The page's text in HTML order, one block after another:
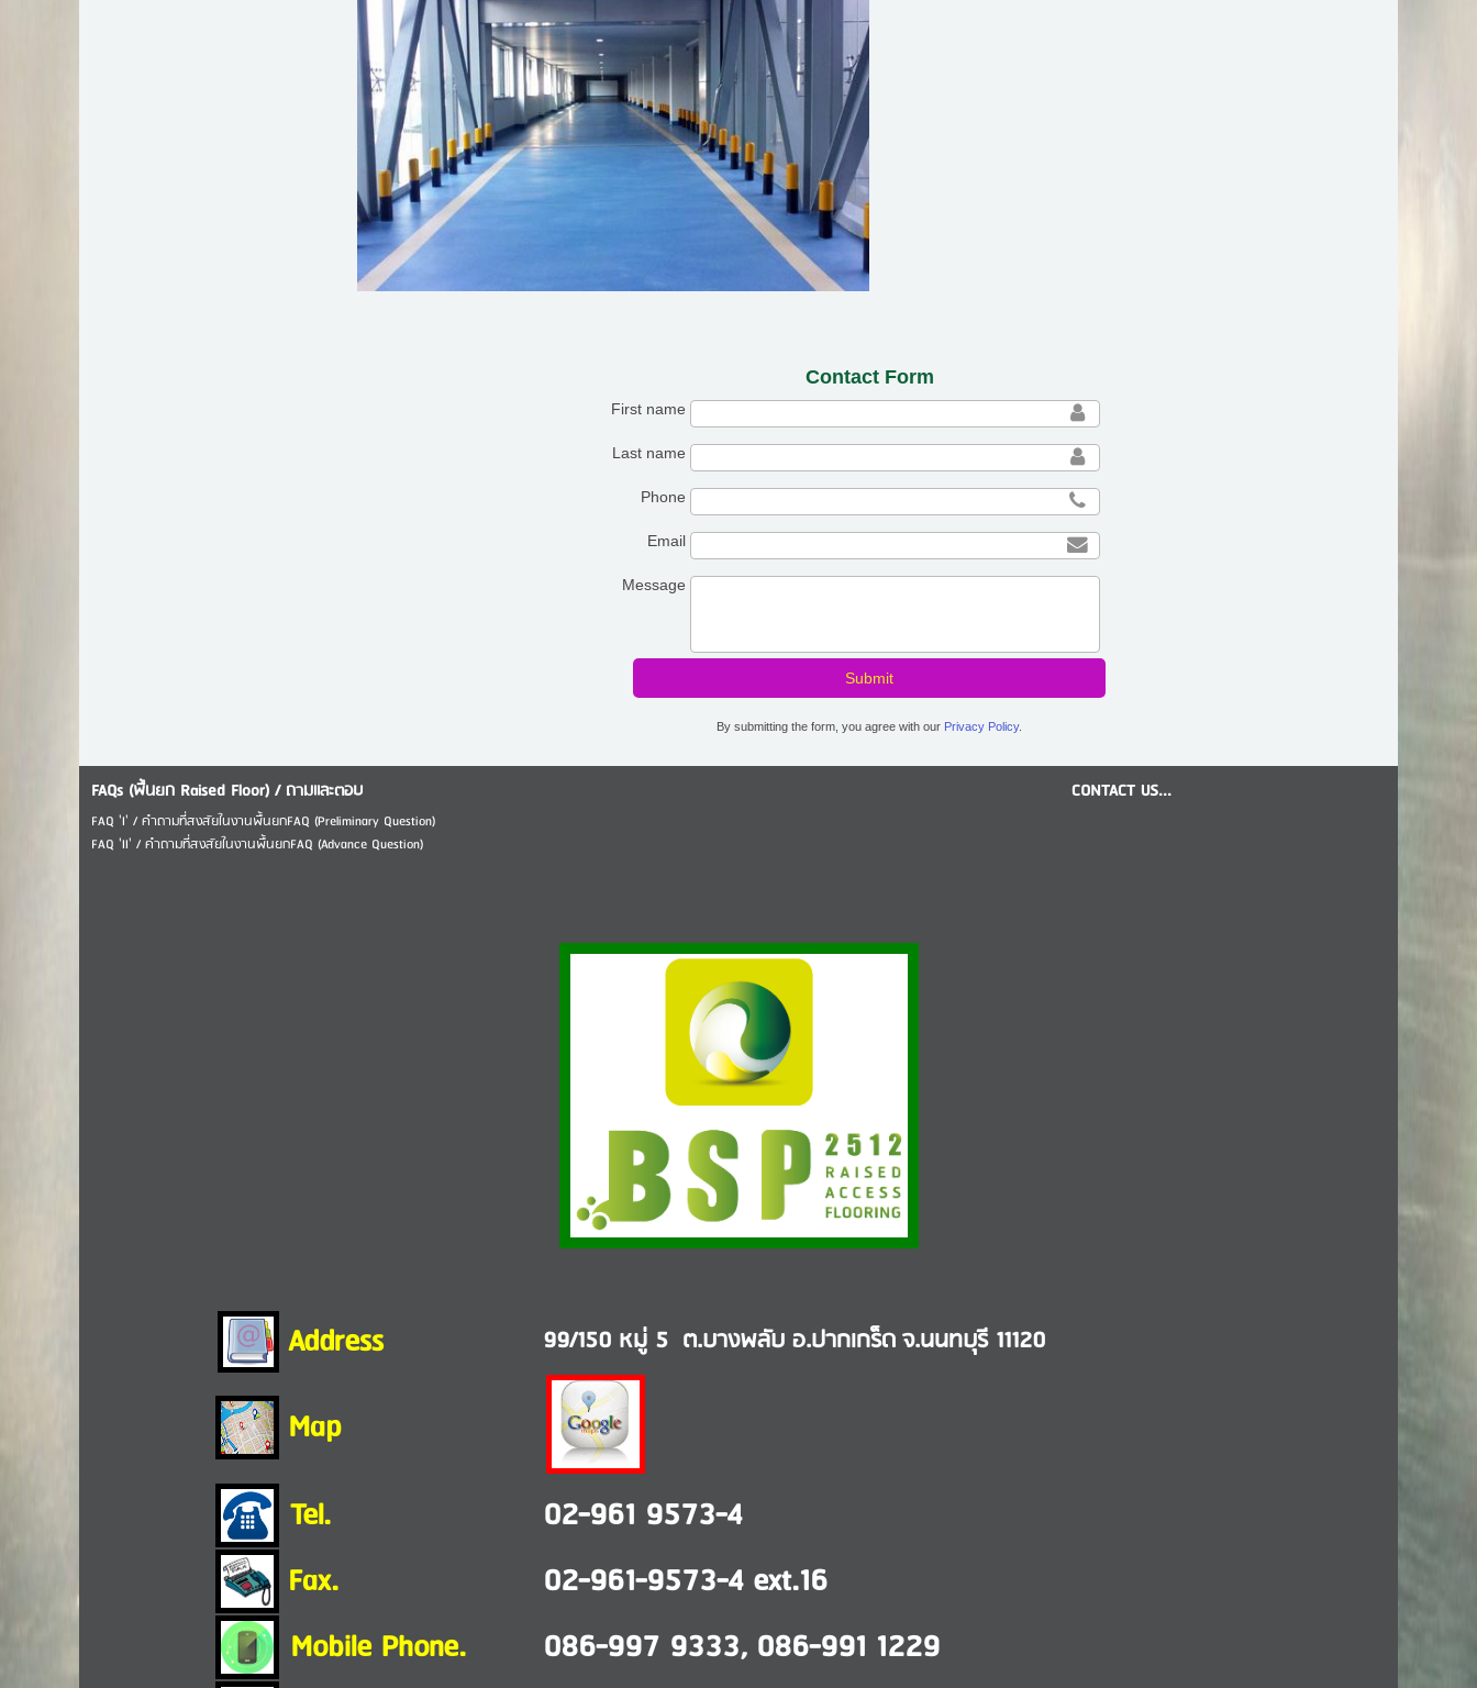
Contact Form
First name
Last name
Phone
Email
Message
By submitting the form, you agree with our Privacy Policy.
FAQs (พื้นยก Raised Floor) / ถามเเละตอบ
FAQ 'I' / คำถามที่สงสัยในงานพื้นยกFAQ (Preliminary Question)
FAQ 'II' / คำถามที่สงสัยในงานพื้นยกFAQ (Advance Question)
CONTACT US...
Address 99/150 หมู่ 5 ต.บางพลับ อ.ปากเกร็ดจ.นนทบุรี 11120
Map
Tel.
02-961 9573-4
Fax.
02-961-9573-4 ext.16
Mobile Phone.
086-997 9333, 086-991 1229